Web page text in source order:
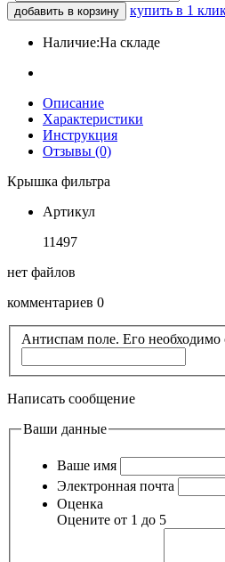
добавить в корзину купить в 1
Наличие:На складе
Описание
Характеристики
Инструкция
Отзывы (0)
Крышка фильтра
Артикул
11497
нет файлов
комментариев 0
Антиспам поле. Его необходимо
Написать сообщение
Ваши данные
Ваше имя
Электронная почта
Оценка
Оцените от 1 до 5